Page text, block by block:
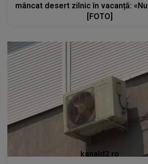
mâncat desert zilnic în vacanță:
[FOTO]
kanald2.ro